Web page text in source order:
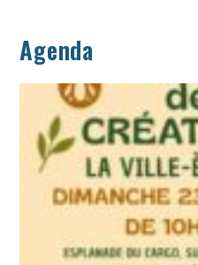
Agenda